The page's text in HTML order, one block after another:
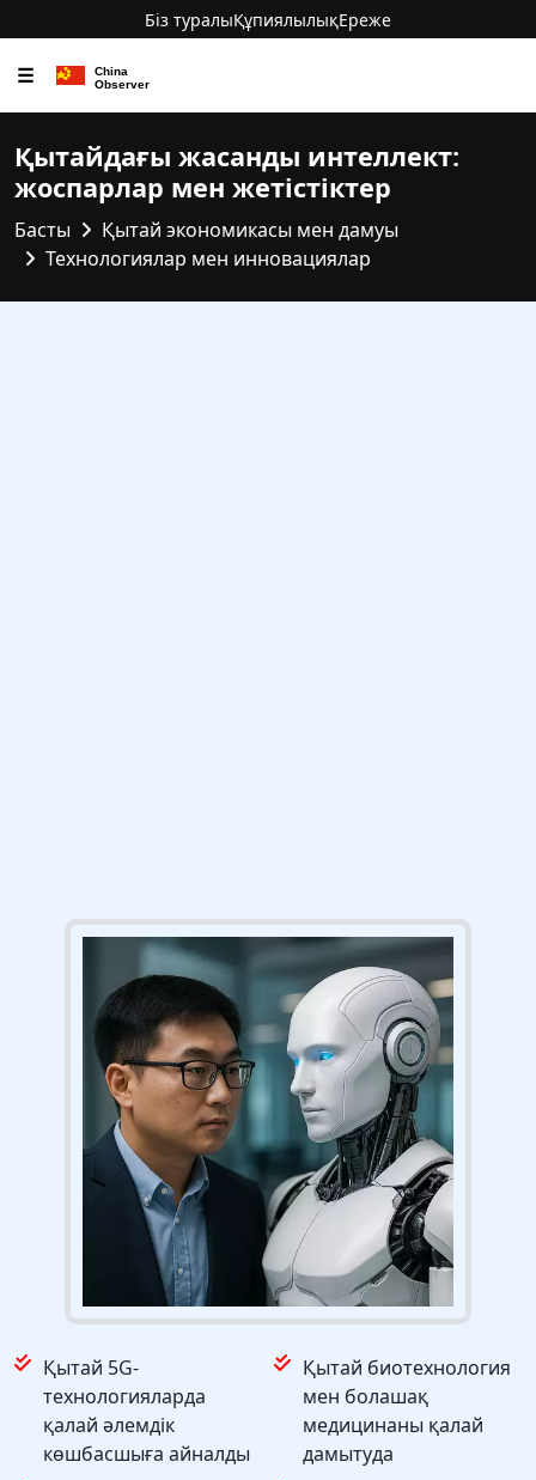
Біз туралыҚұпиялылықЕреже
☰
Қытайдағы жасанды интеллект:
жоспарлар мен жетістіктер
Басты
Қытай экономикасы мен дамуы
Технологиялар мен инновациялар
Қытай 5G-
технологияларда
қалай әлемдік
көшбасшыға айналды
Қытай биотехнология
мен болашақ
медицинаны қалай
дамытуда